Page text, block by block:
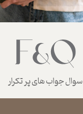
سوال جواب های پر تکرار